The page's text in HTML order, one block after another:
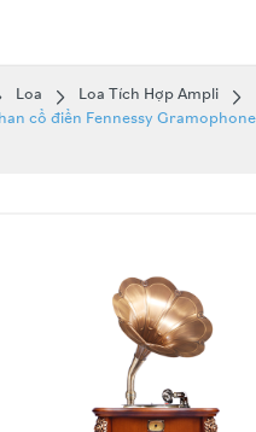
Loa
Loa Tích Hợp Ampli
cổ điển Fennessy